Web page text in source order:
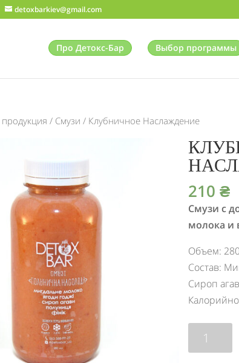
detoxbarkiev@gmail.com
Про Детокс-Бар Выбор программы
/ Смузи / Клубничное Наслаждение
210₴
Смузи с
молока и
Объем:
Состав:
Сироп
товара